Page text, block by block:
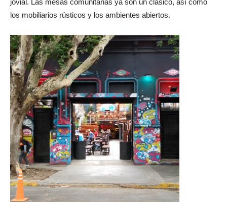
a los más antiguos imponiendo una estilo descontracturado y
jovial. Las mesas comunitarias ya son un clásico, así como